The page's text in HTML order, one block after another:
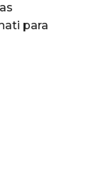
para